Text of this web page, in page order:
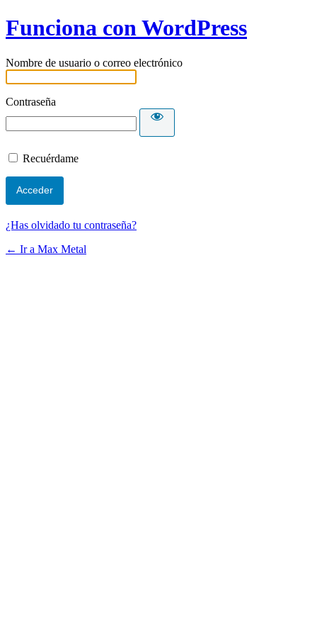
Funciona con WordPress
Nombre de usuario o correo electrónico
Contraseña
Recuérdame
¿Has olvidado tu contraseña?
← Ir a Max Metal